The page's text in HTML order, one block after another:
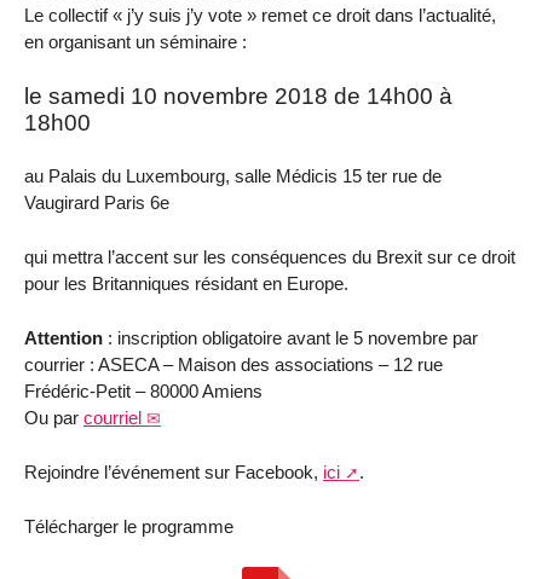
Le collectif « j’y suis j’y vote » remet ce droit dans l’actualité,
en organisant un séminaire :
le samedi 10 novembre 2018 de 14h00 à
18h00
au Palais du Luxembourg, salle Médicis 15 ter rue de
Vaugirard Paris 6e
qui mettra l’accent sur les conséquences du Brexit sur ce droit
pour les Britanniques résidant en Europe.
Attention : inscription obligatoire avant le 5 novembre par
courrier : ASECA – Maison des associations – 12 rue
Frédéric-Petit – 80000 Amiens
Ou par courriel
Rejoindre l’événement sur Facebook, ici .
Télécharger le programme